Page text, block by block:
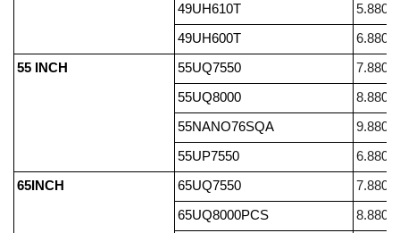
49UH610T
49UH600T
55 INCH 55UQ7550
55UQ8000
55NANO76SQA
55UP7550
65INCH 65UQ7550
65UQ8000PCS